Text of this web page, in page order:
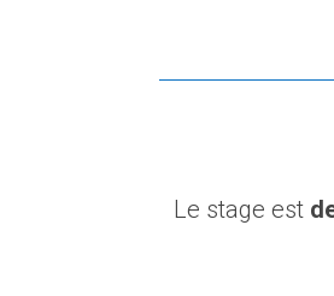
Le stage est